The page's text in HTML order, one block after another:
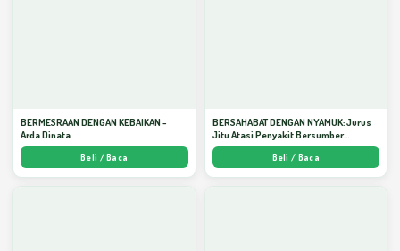
BERMESRAAN DENGAN KEBAIKAN -
Arda Dinata
Beli / Baca
BERSAHABAT DENGAN NYAMUK: Jurus
Jitu Atasi Penyakit Bersumber
Nyamuk - Arda Dinata
Beli / Baca